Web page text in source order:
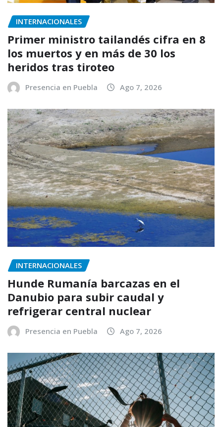
INTERNACIONALES
Primer ministro tailandés cifra en 8
los muertos y en más de 30 los
heridos tras tiroteo
Presencia en Puebla Ago 7, 2026
INTERNACIONALES
Hunde Rumanía barcazas en el
Danubio para subir caudal y
refrigerar central nuclear
Presencia en Puebla Ago 7, 2026